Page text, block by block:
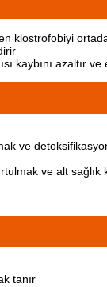
klostrofobiyi
kaybını azaltır ve
ve
ve alt
tanır